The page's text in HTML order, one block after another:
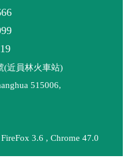
(近員林火車站)
515006,
3.6 , Chrome 47.0